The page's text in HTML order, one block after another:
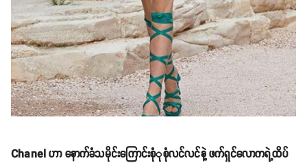
Chanel ဟာ နောက်ခံသမိုင်းကြောင်းစုံုစုံလင်လင်နဲ့ ဖက်ရှင်လောကရဲ့ထိပ်